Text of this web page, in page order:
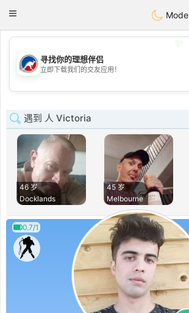
AustraliaChat
Toggle
Mode
💖
💕
寻找你的理想伴侣
立即下载我们的交友应用！
遇到 人 Victoria
46 岁
Docklands
45 岁
Melbourne
0.7/1